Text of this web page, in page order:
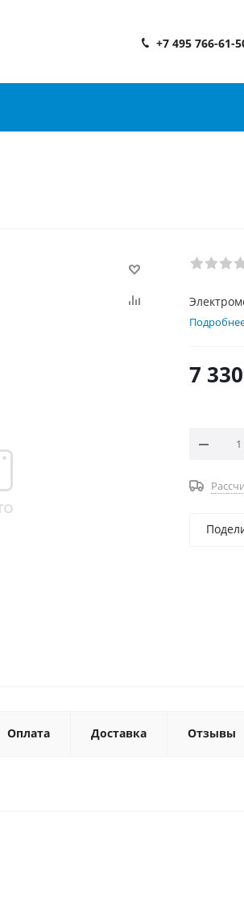
+7 495 766-61-
7 330
Оплата Доставка Отзывы